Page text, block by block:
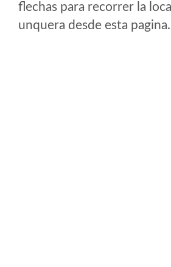
flechas para recorrer la
unquera desde esta pagina.